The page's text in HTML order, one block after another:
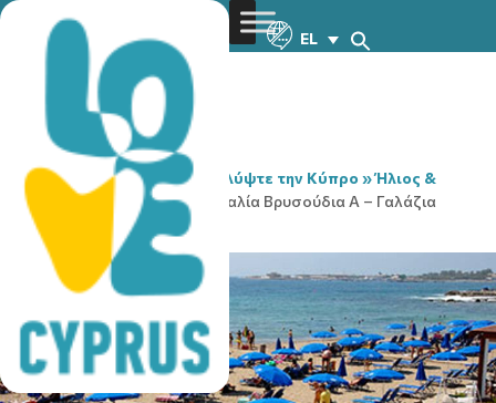
EL
You are here:Home» Ανακαλύψτε την Κύπρο »Ήλιος &
Θάλασσα
Παραλίες»
Παραλία Βρυσούδια Α – Γαλάζια
Σημαία